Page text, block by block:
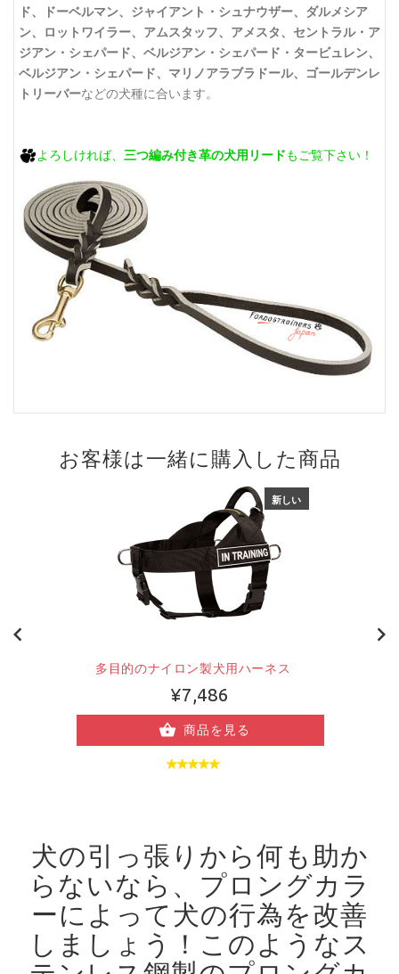
ド、ドーベルマン、ジャイアント・シュナウザー、ダルメシア
ン、ロットワイラー、アムスタッフ、アメスタ、セントラル・ア
ジアン・シェパード、ベルジアン・シェパード・タービュレン、
ベルジアン・シェパード、マリノアラブラドール、ゴールデンレ
トリーバーなどの犬種に合います。
よろしければ、 三つ編み付き革の犬用リードもご覧下さい！
お客様は一緒に購入した商品
新しい
多目的のナイロン製犬用ハーネス
¥7,486
商品を見る
犬の引っ張りから何も助か
らないなら、プロングカラ
ーによって犬の行為を改善
しましょう！ このようなス